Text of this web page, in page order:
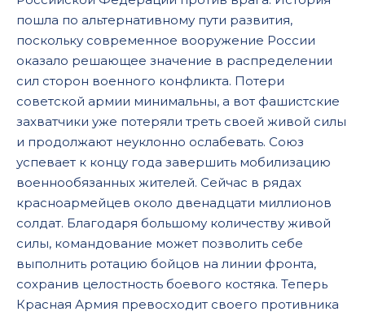
пошла по альтернативному пути развития,
поскольку современное вооружение России
оказало решающее значение в распределении
сил сторон военного конфликта. Потери
советской армии минимальны, а вот фашистские
захватчики уже потеряли треть своей живой силы
и продолжают неуклонно ослабевать. Союз
успевает к концу года завершить мобилизацию
военнообязанных жителей. Сейчас в рядах
красноармейцев около двенадцати миллионов
солдат. Благодаря большому количеству живой
силы, командование может позволить себе
выполнить ротацию бойцов на линии фронта,
сохранив целостность боевого костяка. Теперь
Красная Армия превосходит своего противника